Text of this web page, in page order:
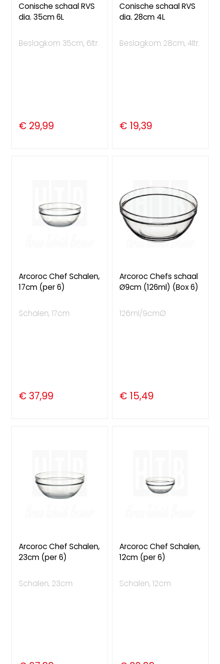
Conische schaal RVS
dia. 35cm 6L
Beslagkom 35cm, 6ltr.
€ 29,99
Conische schaal RVS
dia. 28cm 4L
Beslagkom 28cm, 4ltr.
€ 19,39
Arcoroc Chef Schalen,
17cm (per 6)
Schalen, 17cm
€ 37,99
Arcoroc Chefs schaal
Ø9cm (126ml) (Box 6)
126ml/9cmØ
€ 15,49
Arcoroc Chef Schalen,
23cm (per 6)
Schalen, 23cm
Arcoroc Chef Schalen,
12cm (per 6)
Schalen, 12cm